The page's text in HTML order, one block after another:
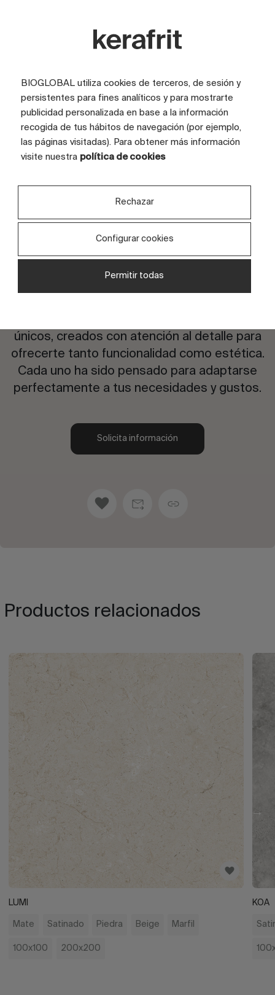
COLOR Blanco
120x120
TAMAÑO TOTAL GRÁFICA (CM) 360X240
CARAS
¿Te interesa este diseño?
únicos, creados con atención al detalle para
ofrecerte tanto funcionalidad como estética.
Cada uno ha sido pensado para adaptarse
perfectamente a tus necesidades y gustos.
Solicita información
Productos relacionados
LUMI
Mate Satinado Piedra Beige Marfil
100x100 200x200
KOA
BIOGLOBAL utiliza cookies de terceros, de sesión y
persistentes para fines analíticos y para mostrarte
publicidad personalizada en base a la información
recogida de tus hábitos de navegación (por ejemplo,
las páginas visitadas). Para obtener más información
visite nuestra política de cookies
Rechazar
Configurar cookies
Permitir todas